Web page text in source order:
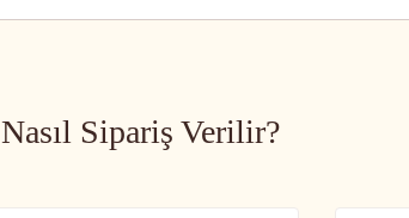
Nasıl Sipariş Verilir?